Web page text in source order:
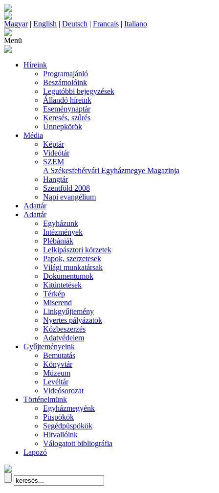
Magyar| English | Deutsch | Francais | Italiano
Menü
Híreink
Programajánló
Beszámolóink
Legutóbbi bejegyzések
Állandó híreink
Eseménynaptár
Keresés, szűrés
Ünnepkörök
Média
Képtár
Videótár
SZEM
A Székesfehérvári Egyházmegye Magazinja
Hangtár
Szentföld 2008
Napi evangélium
Adattár
Adattár
Egyházunk
Intézmények
Plébániák
Lelkipásztori körzetek
Papok, szerzetesek
Világi munkatársak
Dokumentumok
Kitüntetések
Térkép
Miserend
Linkgyűjtemény
Nyertes pályázatok
Közbeszerzés
Adatvédelem
Gyűjteményeink
Bemutatás
Könyvtár
Múzeum
Levéltár
Videósorozat
Történelmünk
Egyházmegyénk
Püspökök
Segédpüspökök
Hitvallóink
Válogatott bibliográfia
Lapozó